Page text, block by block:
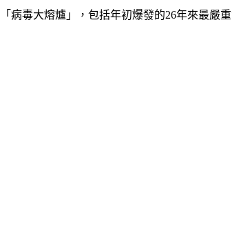
毒大熔爐」，包括年初爆發的26年來最嚴